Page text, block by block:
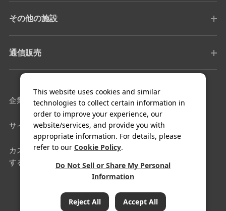
その他の施設
通信販売
企業情報 採用情報
サイトマップ 利用規約
カスタマーハラスメントに対
する基本方針
クッキー設定
COPYRIGHT© FUJIYA HOTEL Co.,Ltd. All Rights Reserved.
This website uses cookies and similar
technologies to collect certain information in
order to improve your experience, our
website/services, and provide you with
appropriate information. For details, please
refer to our Cookie Policy.
Do Not Sell or Share My Personal
Information
Reject All Accept All